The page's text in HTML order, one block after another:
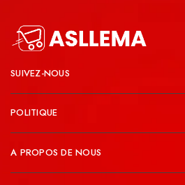
SUIVEZ-NOUS
POLITIQUE
A PROPOS DE NOUS